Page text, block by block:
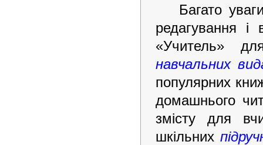
Багато
редагування і
«Учитель»
навчальних
популярних
домашнього
змісту для
шкільних